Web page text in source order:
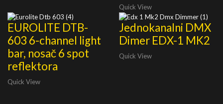
Quick View
EUROLITE DTB-
603 6-channel light
bar, nosač 6 spot
reflektora
Quick View
Jednokanalni DMX
Dimer EDX-1 MK2
Quick View